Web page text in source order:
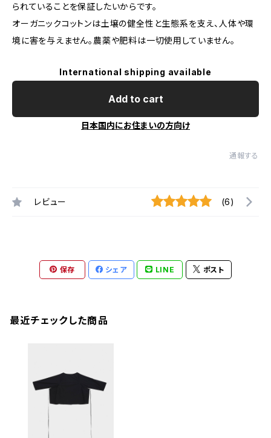
られていることを保証したいからです。
オーガニックコットンは土壌の健全性と生態系を支え、人体や環
境に害を与えません。農薬や肥料は一切使用していません。
International shipping available
Add to cart
日本国内にお住まいの方向け
通報する
レビュー (6)
保存 シェア LINE ポスト
最近チェックした商品